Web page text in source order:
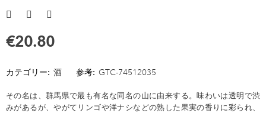
€20.80
カテゴリー: 酒 参考: GTC-74512035
その名は、群馬県で最も有名な同名の山に由来する。味わいは透明で渋
みがあるが、やがてリンゴや洋ナシなどの熟した果実の香りに彩られ、